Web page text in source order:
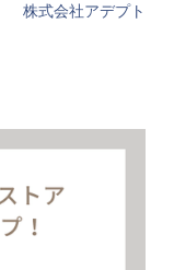
株式会社アデプト